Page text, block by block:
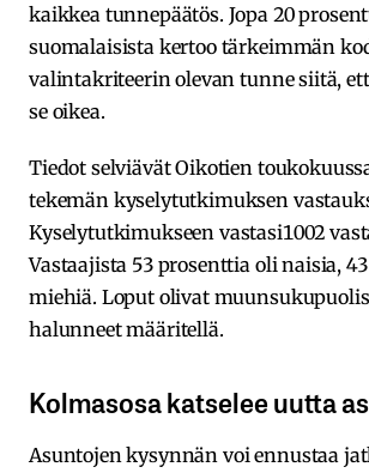
kaikkea tunnepäätös. Jopa 20
suomalaisista kertoo tärkeimmän
valintakriteerin olevan tunne siitä,
se oikea.
Tiedot selviävät Oikotien
tekemän kyselytutkimuksen
Kyselytutkimukseen vastasi1002
Vastaajista 53 prosenttia oli naisia,
miehiä. Loput olivat
halunneet määritellä.
Kolmasosa katselee uutta
Asuntojen kysynnän voi ennustaa